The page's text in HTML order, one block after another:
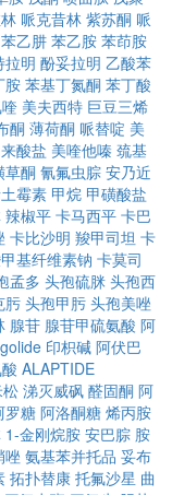
哌克昔林 紫苏酮 哌
苯乙肼 苯乙胺 苯茚胺
拉明 酚妥拉明 乙酸苯
胺 苯基丁氮酮 苯丁酸
美夫西特 巨豆三烯
酮 薄荷酮 哌替啶 美
酸盐 美喹他嗪 巯基
草酮 氰氟虫腙 安乃近
霉素 甲烷 甲磺酸盐
辣椒平 卡马西平 卡巴
卡比沙明 羧甲司坦 卡
基纤维素钠 卡莫司
孟多 头孢硫脒 头孢西
肟 头孢甲肟 头孢美唑
腺苷 腺苷甲硫氨酸 阿
印枳碱 阿伏巴
ALAPTIDE
涕灭威砜 醛固酮 阿
罗糖 阿洛酮糖 烯丙胺
1-金刚烷胺 安巴腙 胺
唑 氨基苯并托品 妥布
拓扑替康 托氟沙星 曲